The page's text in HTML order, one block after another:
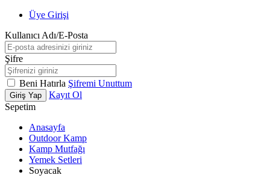
Üye Girişi
Kullanıcı Adı/E-Posta
Şifre
Beni Hatırla Şifremi Unuttum
Giriş Yap
Kayıt Ol
Sepetim
Anasayfa
Outdoor Kamp
Kamp Mutfağı
Yemek Setleri
Soyacak